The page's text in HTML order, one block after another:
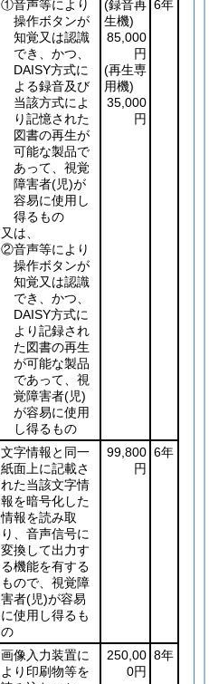
①音声等により
操作ボタンが
知覚又は認識
でき、かつ、
DAISY方式に
よる録音及び
当該方式によ
り記憶された
図書の再生が
可能な製品で
あって、視覚
障害者(児)が
容易に使用し
得るもの
又は、
②音声等により
操作ボタンが
知覚又は認識
でき、かつ、
DAISY方式に
より記録され
た図書の再生
が可能な製品
であって、視
覚障害者(児)
が容易に使用
し得るもの
(録音再
生機)
85,000
円
(再生専
用機)
35,000
円
6年
文字情報と同一
紙面上に記載さ
れた当該文字情
報を暗号化した
情報を読み取
り、音声信号に
変換して出力す
る機能を有する
もので、視覚障
害者(児)が容易
に使用し得るも
の
99,800
円
6年
画像入力装置に
より印刷物等を
250,00
0円
8年